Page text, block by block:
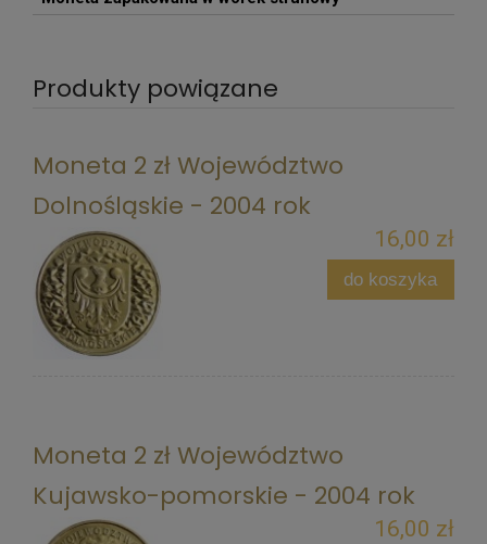
Produkty powiązane
Moneta 2 zł Województwo
Dolnośląskie - 2004 rok
16,00 zł
do koszyka
Moneta 2 zł Województwo
Kujawsko-pomorskie - 2004 rok
16,00 zł